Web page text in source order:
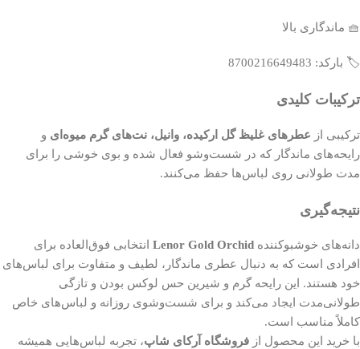
🧺 ماندگاری بالا
🏷️ بارکد: 8700216649483
ترکیبات کلیدی
ترکیبی از عطرهای غلیظ گل ارکیده، وانیل، نت‌های گرم میوه‌ای و
رایحه‌های ماندگار که در شست‌وشو فعال شده و بوی خوشی را برای
مدت طولانی روی لباس‌ها حفظ می‌کنند.
نتیجه‌گیری
دانه‌های خوشبوکننده Lenor Gold Orchid انتخابی فوق‌العاده برای
افرادی است که به دنبال عطری ماندگار، لطیف و متفاوت برای لباس‌های
خود هستند. این رایحه گرم و شیرین حس لوکس بودن و تازگی
طولانی‌مدت ایجاد می‌کند و برای شست‌وشوی روزانه و لباس‌های خاص
کاملاً مناسب است.
با خرید این محصول از فروشگاه آرکای شاپ، تجربه لباس‌هایی همیشه